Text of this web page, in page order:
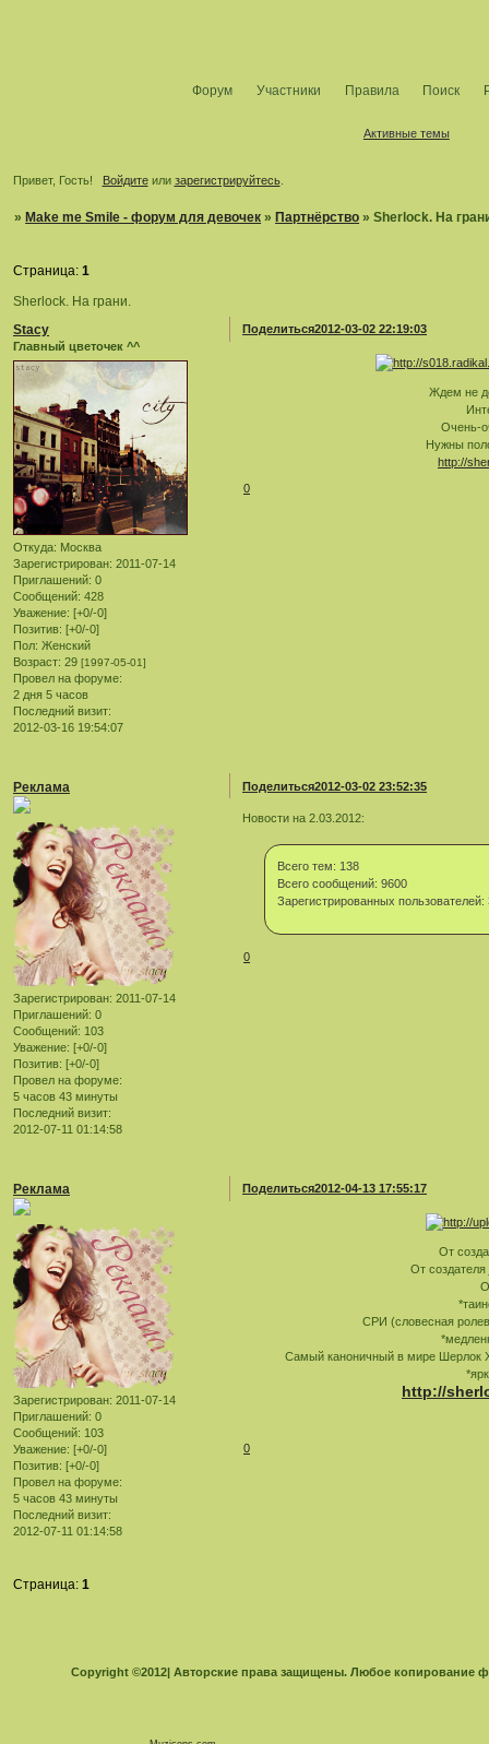
Форум Участники Правила Поиск
Активные темы
Привет, Гость! Войдитеили зарегистрируйтесь.
» Make me Smile - форум для девочек » Партнёрство »Sherlock. На
Sherlock. На грани.
Страница:1
Поделиться2012-03-02 22:19:03
Stacy
Главный цветочек ^^
Откуда: Москва
Зарегистрирован: 2011-07-14
Приглашений: 0
Сообщений: 428
Уважение: [+0/-0]
Позитив: [+0/-0]
Пол: Женский
Возраст: 29 [1997-05-01]
Провел на форуме:
2 дня 5 часов
Последний визит:
2012-03-16 19:54:07
Ждем не
Очень-
Нужны
http://
0
Поделиться2012-03-02 23:52:35
Реклама
Зарегистрирован: 2011-07-14
Приглашений: 0
Сообщений: 103
Уважение: [+0/-0]
Позитив: [+0/-0]
Провел на форуме:
5 часов 43 минуты
Последний визит:
2012-07-11 01:14:58
Новости на 2.03.2012:
Всего тем: 138
Всего сообщений: 9600
Зарегистрированных пользователей:
0
Поделиться2012-04-13 17:55:17
Реклама
Зарегистрирован: 2011-07-14
Приглашений: 0
Сообщений: 103
Уважение: [+0/-0]
Позитив: [+0/-0]
Провел на форуме:
5 часов 43 минуты
Последний визит:
2012-07-11 01:14:58
От
От создателя
СРИ (словесная
Самый каноничный в мире Шерлок
http://
0
Страница:1
Copyright ©2012| Авторские права защищены. Любое копирование